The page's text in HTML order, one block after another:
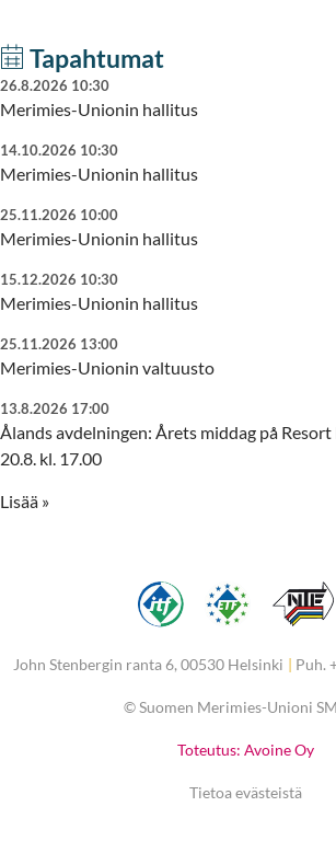
Tapahtumat
26.8.2026 10:30
Merimies-Unionin hallitus
14.10.2026 10:30
Merimies-Unionin hallitus
25.11.2026 10:00
Merimies-Unionin hallitus
15.12.2026 10:30
Merimies-Unionin hallitus
25.11.2026 13:00
Merimies-Unionin valtuusto
13.8.2026 17:00
Ålands avdelningen: Årets middag på Resort
20.8. kl. 17.00
Lisää »
John Stenbergin ranta 6, 00530 Helsinki | Puh.
©Suomen Merimies-Unioni
Toteutus: Avoine Oy
Tietoa evästeistä